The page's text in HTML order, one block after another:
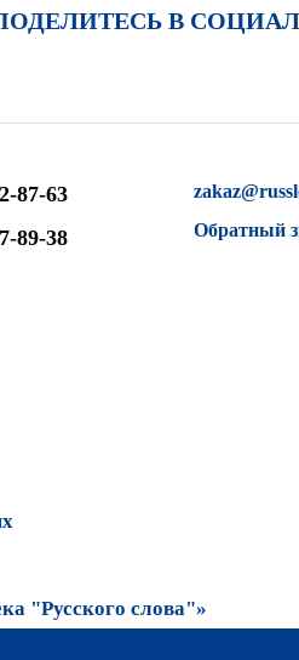
В
87-63
89-38
Обратный
"Русского слова"»